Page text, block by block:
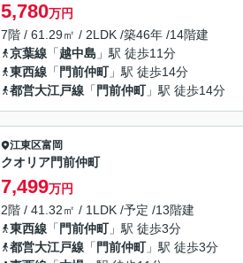
5,780万円
7階 / 61.29㎡ / 2LDK /築46年 /14階建
京葉線 「越中島 」駅 徒歩11分
東西線 「 門前仲町」駅 徒歩14分
都営大江戸線 「 門前仲町」駅 徒歩14分
江東区富岡
クオリア門前仲町
7,499万円
2階 / 41.32㎡ / 1LDK /予定 /13階建
東西線 「 門前仲町」駅 徒歩3分
都営大江戸線 「 門前仲町」駅 徒歩3分